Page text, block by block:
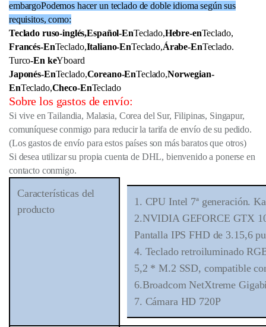
embargoPodemos hacer un teclado de doble idioma según sus
requisitos, como:
Teclado ruso-inglés,Español-EnTeclado,Hebre-enTeclado,
Francés-EnTeclado,Italiano-EnTeclado,Árabe-EnTeclado.
Turco-En keYboard
Japonés-EnTeclado,Coreano-EnTeclado,Norwegian-
EnTeclado,Checo-EnTeclado
Sobre los gastos de envío:
Si vive en Tailandia, Malasia, Corea del Sur, Filipinas, Singapur,
comuníquese conmigo para reducir la tarifa de envío de su pedido.
(Los gastos de envío para estos países son más baratos que otros)
Si desea utilizar su propia cuenta de DHL, bienvenido a ponerse en
contacto conmigo.
Características del
producto
1. CPU Intel 7ª generación.
2.NVIDIA GEFORCE GTX
Pantalla IPS FHD de 3.15,6
4. Teclado retroiluminado
5,2 * M.2 SSD, compatible
6.Broadcom NetXtreme
7. Cámara HD 720P